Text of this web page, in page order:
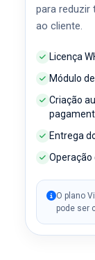
para reduzir
ao cliente.
Licença
Módulo
Criação
Entrega
Operação
O plano
pode ser